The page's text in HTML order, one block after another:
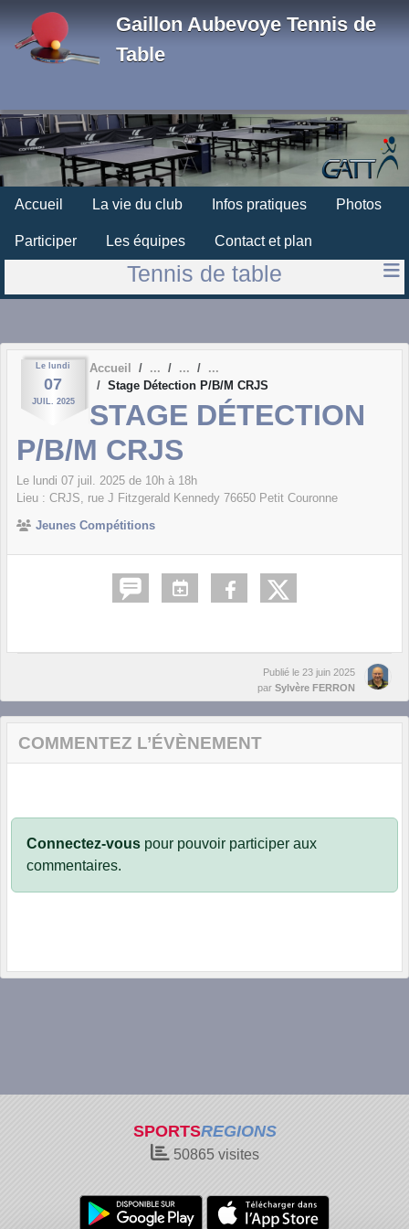
Gaillon Aubevoye Tennis de
Table
Accueil La vie du club Infos pratiques Photos
Participer Les équipes Contact et plan
Tennis de table
Le lundi
07
JUIL. 2025
Accueil
Stage Détection P/B/M CRJS
STAGE DÉTECTION
P/B/M CRJS
Le lundi 07 juil. 2025 de 10h à 18h
Lieu : CRJS, rue J Fitzgerald Kennedy 76650 Petit Couronne
Jeunes Compétitions
Publié le 23 juin 2025
par Sylvère FERRON
COMMENTEZ L’ÉVÈNEMENT
Connectez-vous pour pouvoir participer aux
commentaires.
SPORTSREGIONS
50865visites
Panneau de gestion des cookies